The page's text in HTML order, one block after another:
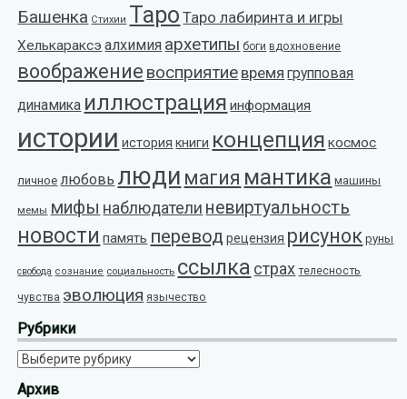
Башенка Стихии Таро Таро лабиринта и игры
Хелькараксэ алхимия архетипы боги вдохновение
воображение восприятие время групповая
динамика иллюстрация информация
истории история книги концепция космос
личное любовь люди магия мантика машины
мемы мифы наблюдатели невиртуальность
новости память перевод рецензия рисунок руны
свобода сознание социальность ссылка страх телесность
чувства эволюция язычество
Рубрики
Рубрики
Архив